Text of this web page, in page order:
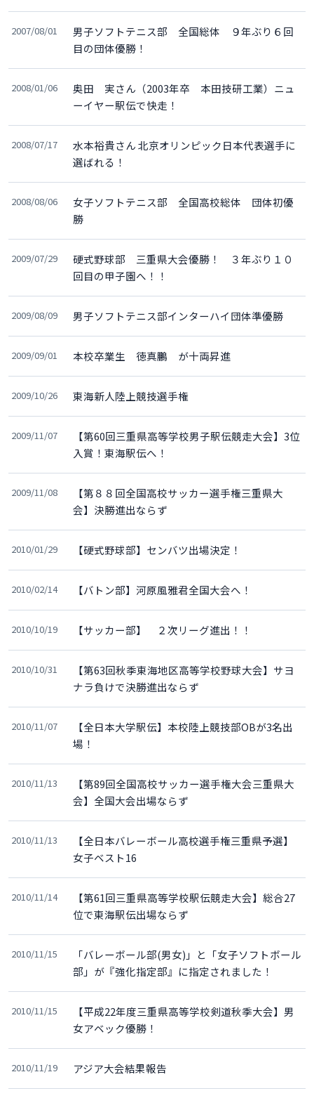
2007/08/01
男子ソフトテニス部 全国総体 ９年ぶり６回
目の団体優勝！
2008/01/06
奥田 実さん（2003年卒 本田技研工業）ニュ
ーイヤー駅伝で快走！
2008/07/17
水本裕貴さん 北京オリンピック日本代表選手に
選ばれる！
2008/08/06
女子ソフトテニス部 全国高校総体 団体初優
勝
2009/07/29
硬式野球部 三重県大会優勝！ ３年ぶり１０
回目の甲子園へ！！
2009/08/09 男子ソフトテニス部インターハイ団体準優勝
2009/09/01 本校卒業生 徳真鵬 が十両昇進
2009/10/26 東海新人陸上競技選手権
2009/11/07
【第60回三重県高等学校男子駅伝競走大会】3位
入賞！東海駅伝へ！
2009/11/08
【第８８回全国高校サッカー選手権三重県大
会】決勝進出ならず
2010/01/29 【硬式野球部】センバツ出場決定！
2010/02/14 【バトン部】河原風雅君全国大会へ！
2010/10/19 【サッカー部】 ２次リーグ進出！！
2010/10/31
【第63回秋季東海地区高等学校野球大会】サヨ
ナラ負けで決勝進出ならず
2010/11/07
【全日本大学駅伝】本校陸上競技部OBが3名出
場！
2010/11/13
【第89回全国高校サッカー選手権大会三重県大
会】全国大会出場ならず
2010/11/13
【全日本バレーボール高校選手権三重県予選】
女子ベスト16
2010/11/14
【第61回三重県高等学校駅伝競走大会】総合27
位で東海駅伝出場ならず
2010/11/15
「バレーボール部(男女)」と「女子ソフトボール
部」が『強化指定部』に指定されました！
2010/11/15
【平成22年度三重県高等学校剣道秋季大会】男
女アベック優勝！
2010/11/19 アジア大会結果報告